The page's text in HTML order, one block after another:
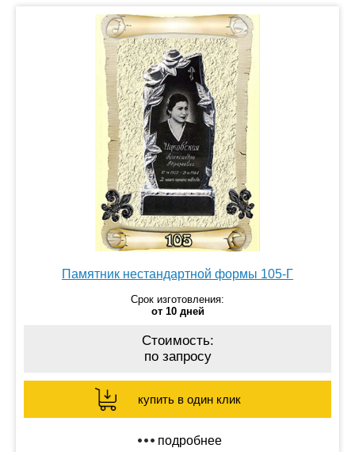
Памятник нестандартной формы 105-Г
Срок изготовления:
от 10 дней
Стоимость:
по запросу
купить в один клик
подробнее